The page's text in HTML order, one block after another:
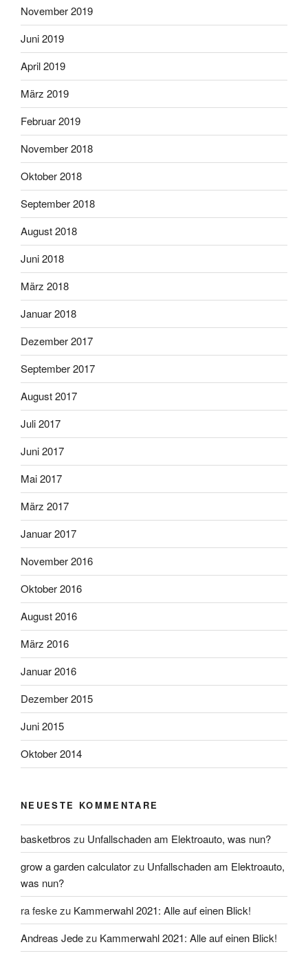
November 2019
Juni 2019
April 2019
März 2019
Februar 2019
November 2018
Oktober 2018
September 2018
August 2018
Juni 2018
März 2018
Januar 2018
Dezember 2017
September 2017
August 2017
Juli 2017
Juni 2017
Mai 2017
März 2017
Januar 2017
November 2016
Oktober 2016
August 2016
März 2016
Januar 2016
Dezember 2015
Juni 2015
Oktober 2014
NEUESTE KOMMENTARE
basketbros zu Unfallschaden am Elektroauto, was nun?
grow a garden calculatorzu Unfallschaden am Elektroauto,
was nun?
ra feskezu Kammerwahl 2021: Alle auf einen Blick!
Andreas Jedezu Kammerwahl 2021: Alle auf einen Blick!